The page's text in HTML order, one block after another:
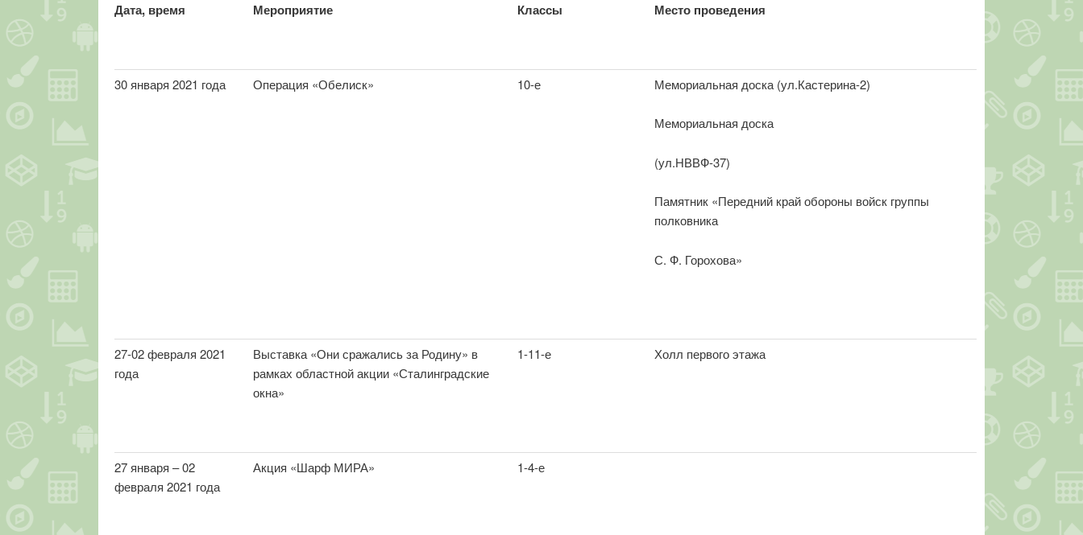
Дата, время Мероприятие Классы Место проведения
30 января 2021 года Операция «Обелиск» 10-е Мемориальная доска (ул.Кастерина-2)
Мемориальная доска
(ул.НВВФ-37)
Памятник «Передний край обороны войск группы
полковника
С. Ф. Горохова»
27-02 февраля 2021
года
Выставка «Они сражались за Родину» в
рамках областной акции «Сталинградские
окна»
1-11-е Холл первого этажа
27 января – 02
февраля 2021 года
Акция «Шарф МИРА» 1-4-е